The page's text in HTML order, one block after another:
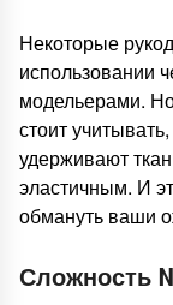
Некоторые
использовании
модельерами.
стоит
удерживают
эластичным. И
обмануть ваши
Сложность